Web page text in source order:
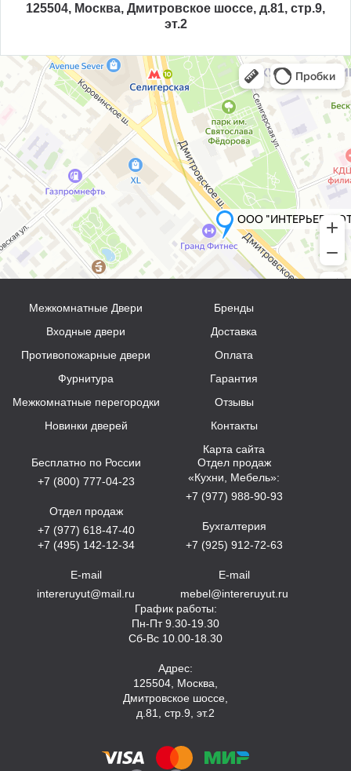
125504, Москва, Дмитровское шоссе, д.81, стр.9,
эт.2
Межкомнатные Двери
Входные двери
Противопожарные двери
Фурнитура
Межкомнатные перегородки
Новинки дверей
Бренды
Доставка
Оплата
Гарантия
Отзывы
Контакты
Карта сайта
Бесплатно по России
+7 (800) 777-04-23
Отдел продаж
+7 (977) 618-47-40
+7 (495) 142-12-34
E-mail
intereruyut@mail.ru
Отдел продаж
«Кухни, Мебель»:
+7 (977) 988-90-93
Бухгалтерия
+7 (925) 912-72-63
E-mail
mebel@intereruyut.ru
График работы:
Пн-Пт 9.30-19.30
Сб-Вс 10.00-18.30
Адрес:
125504, Москва,
Дмитровское шоссе,
д.81, стр.9, эт.2